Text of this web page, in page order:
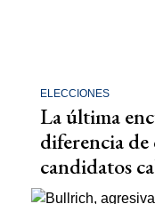
ELECCIONES
La última
diferencia
candidatos